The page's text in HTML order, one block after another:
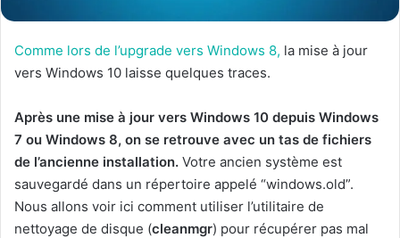
Comme lors de l’upgrade vers Windows 8, la mise à jour
vers Windows 10 laisse quelques traces.
Après une mise à jour vers Windows 10 depuis Windows
7 ou Windows 8, on se retrouve avec un tas de fichiers
de l’ancienne installation. Votre ancien système est
sauvegardé dans un répertoire appelé “windows.old”.
Nous allons voir ici comment utiliser l’utilitaire de
nettoyage de disque (cleanmgr) pour récupérer pas mal